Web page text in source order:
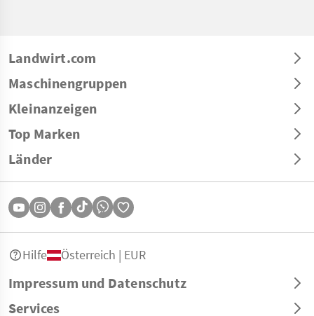
Landwirt.com
Maschinengruppen
Kleinanzeigen
Top Marken
Länder
Impressum und Datenschutz
Services
Hilfe Österreich | EUR